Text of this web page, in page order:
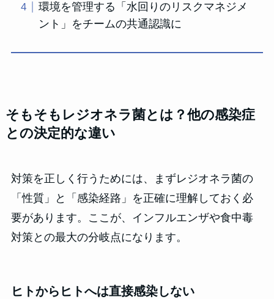
環境を管理する「水回りのリスクマネジメ
ント」をチームの共通認識に
そもそもレジオネラ菌とは？他の感染症
との決定的な違い
対策を正しく行うためには、まずレジオネラ菌の
「性質」と「感染経路」を正確に理解しておく必
要があります。ここが、インフルエンザや食中毒
対策との最大の分岐点になります。
ヒトからヒトへは直接感染しない